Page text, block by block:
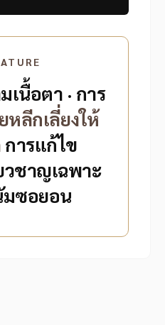
นื้อตา · การ
หลีกเลี่ยงให้
การแก้ไข
ชาญเฉพาะ
มซอยอน